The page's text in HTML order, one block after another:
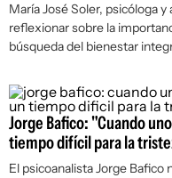
María José Soler, psicóloga y
reflexionar sobre la
búsqueda del bienestar
Jorge Bafico: "Cuando
tiempo difícil para la
El psicoanalista Jorge